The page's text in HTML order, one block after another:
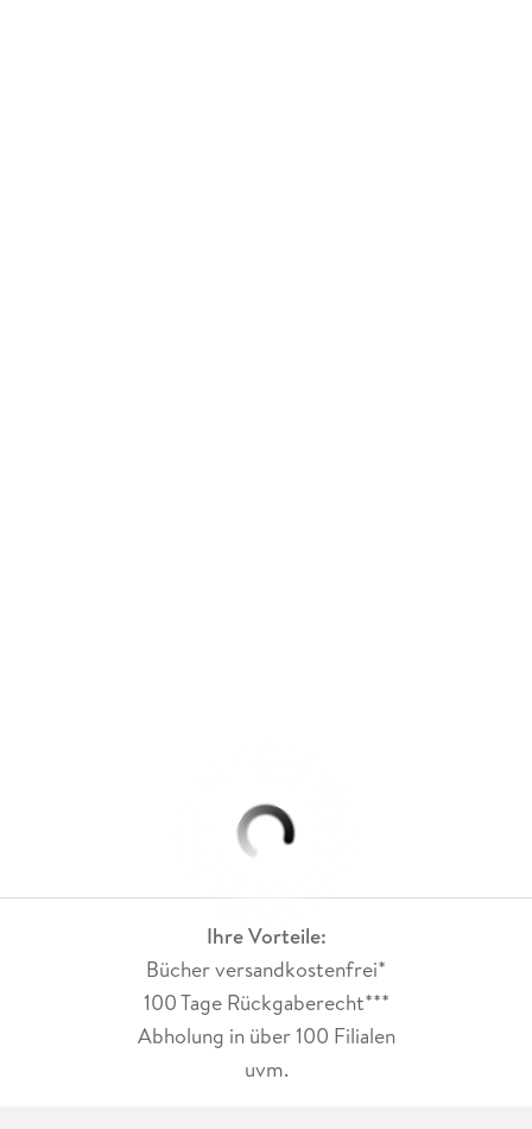
Ihre Vorteile:
Bücher versandkostenfrei*
100 Tage Rückgaberecht***
Abholung in über 100 Filialen
uvm.